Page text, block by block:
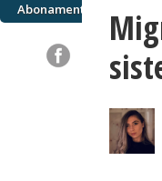
Abonamente